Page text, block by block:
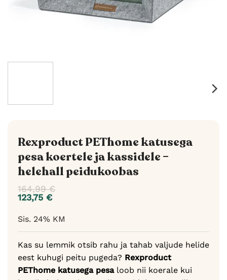
Rexproduct PEThome katusega
pesa koertele ja kassidele –
helehall peidukoobas
164,99€
123,75 €
Sis. 24% KM
Kas su lemmik otsib rahu ja tahab valjude helide
eest kuhugi peitu pugeda? Rexproduct
PEThome katusega pesaloob nii koerale kui